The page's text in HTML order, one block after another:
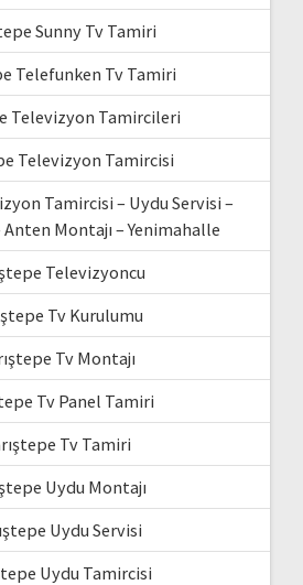
Sunny Tv Tamiri
Telefunken Tv Tamiri
Televizyon Tamircileri
Televizyon Tamircisi
Tamircisi – Uydu Servisi –
Montajı – Yenimahalle
Televizyoncu
Tv Kurulumu
Tv Montajı
Tv Panel Tamiri
Tv Tamiri
Uydu Montajı
Uydu Servisi
Uydu Tamircisi